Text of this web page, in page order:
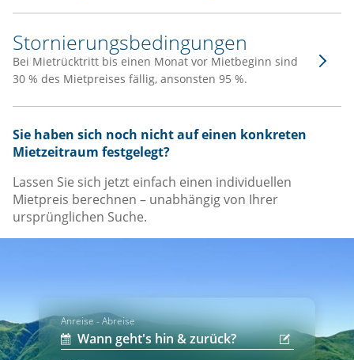
Stornierungsbedingungen
Bei Mietrücktritt bis einen Monat vor Mietbeginn sind
30 % des Mietpreises fällig, ansonsten 95 %.
Sie haben sich noch nicht auf einen konkreten
Mietzeitraum festgelegt?
Lassen Sie sich jetzt einfach einen individuellen
Mietpreis berechnen – unabhängig von Ihrer
ursprünglichen Suche.
Anreise - Abreise